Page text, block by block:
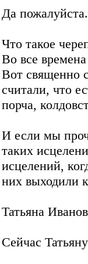
Да пожалуйста.
Что такое
Во все
Вот священно
считали, что
порча,
И если мы
таких
исцелений,
них выходили
Татьяна
Сейчас